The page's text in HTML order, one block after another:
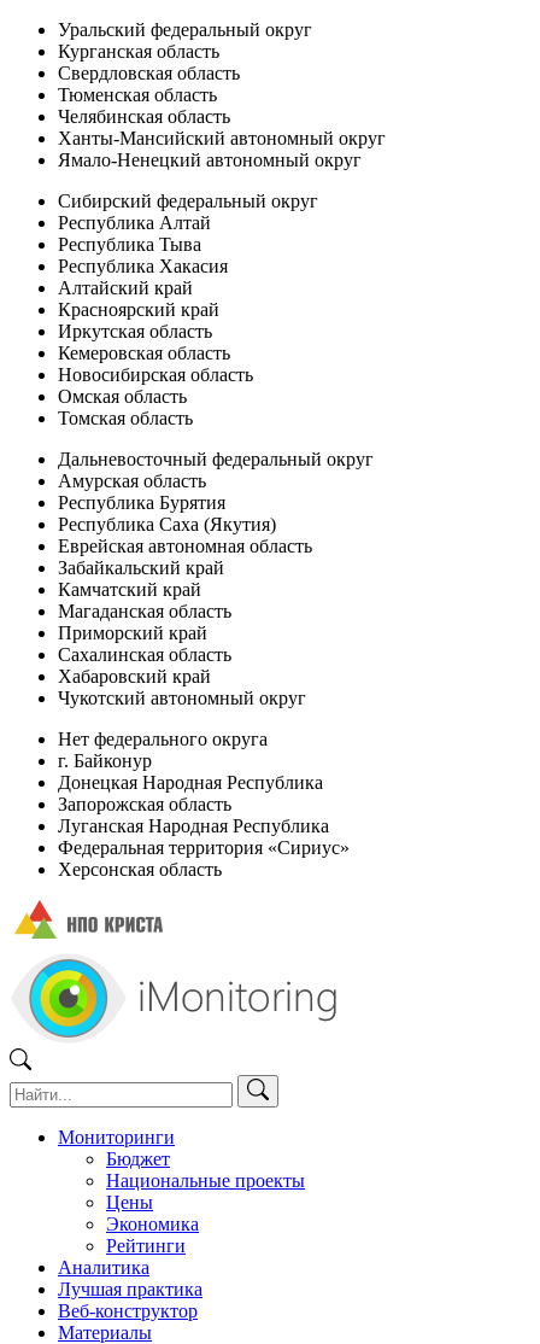
Уральский федеральный округ
Курганская область
Свердловская область
Тюменская область
Челябинская область
Ханты-Мансийский автономный округ
Ямало-Ненецкий автономный округ
Сибирский федеральный округ
Республика Алтай
Республика Тыва
Республика Хакасия
Алтайский край
Красноярский край
Иркутская область
Кемеровская область
Новосибирская область
Омская область
Томская область
Дальневосточный федеральный округ
Амурская область
Республика Бурятия
Республика Саха (Якутия)
Еврейская автономная область
Забайкальский край
Камчатский край
Магаданская область
Приморский край
Сахалинская область
Хабаровский край
Чукотский автономный округ
Нет федерального округа
г. Байконур
Донецкая Народная Республика
Запорожская область
Луганская Народная Республика
Федеральная территория «Сириус»
Херсонская область
Мониторинги
Бюджет
Национальные проекты
Цены
Экономика
Рейтинги
Аналитика
Лучшая практика
Веб-конструктор
Материалы